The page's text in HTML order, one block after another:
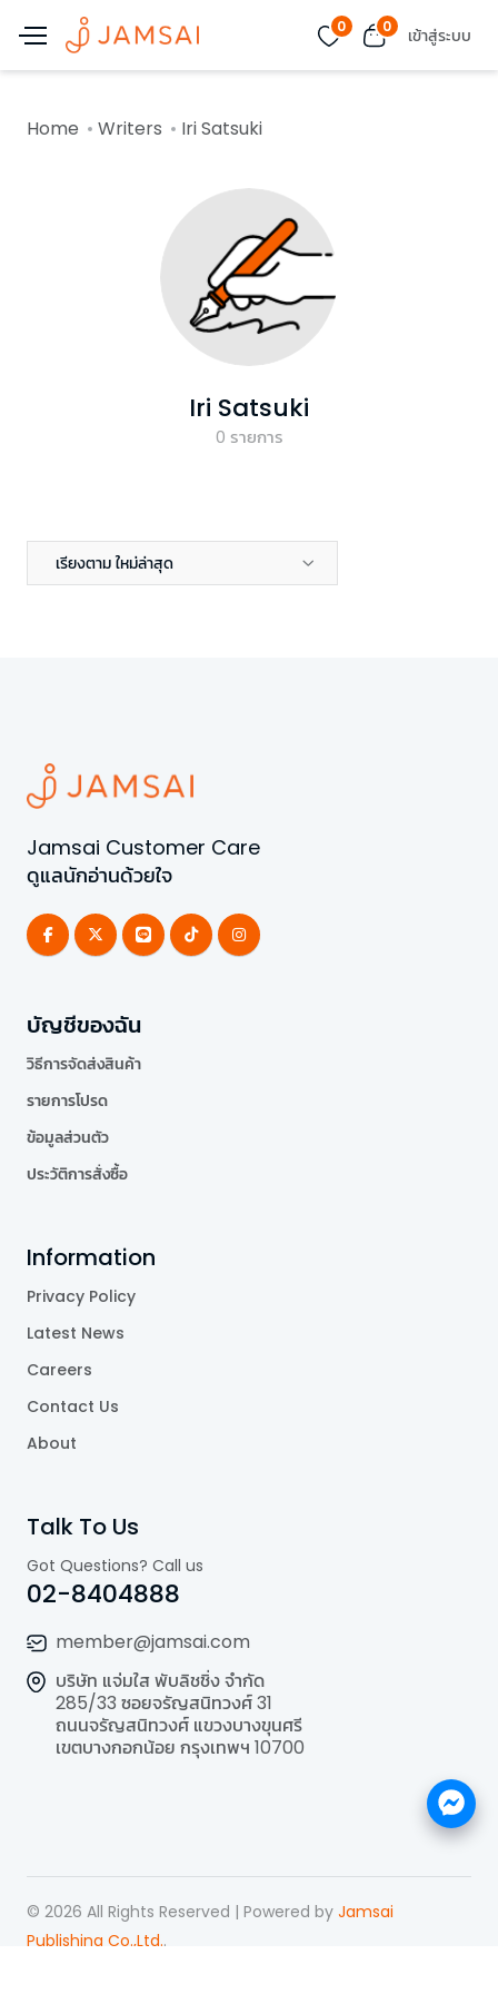
0 0 เข้าสู่ระบบ
Home Writers Iri Satsuki
Iri Satsuki
0 รายการ
เรียงตาม ใหม่ล่าสุด
Jamsai Customer Care
ดูแลนักอ่านด้วยใจ
บัญชีของฉัน
วิธีการจัดส่งสินค้า
รายการโปรด
ข้อมูลส่วนตัว
ประวัติการสั่งซื้อ
Information
Privacy Policy
Latest News
Careers
Contact Us
About
Talk To Us
Got Questions? Call us
02-8404888
member@jamsai.com
บริษัท แจ่มใส พับลิชชิ่ง จำกัด
285/33 ซอยจรัญสนิทวงศ์ 31
ถนนจรัญสนิทวงศ์ แขวงบางขุนศรี
เขตบางกอกน้อย กรุงเทพฯ 10700
© 2026 All Rights Reserved | Powered by Jamsai
Publishing Co.,Ltd..